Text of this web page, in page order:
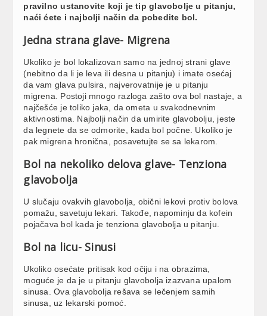
pravilno ustanovite koji je tip glavobolje u pitanju,
naći ćete i najbolji način da pobedite bol.
Jedna strana glave- Migrena
Ukoliko je bol lokalizovan samo na jednoj strani glave
(nebitno da li je leva ili desna u pitanju) i imate osećaj
da vam glava pulsira, najverovatnije je u pitanju
migrena. Postoji mnogo razloga zašto ova bol nastaje, a
najčešće je toliko jaka, da ometa u svakodnevnim
aktivnostima. Najbolji način da umirite glavobolju, jeste
da legnete da se odmorite, kada bol počne. Ukoliko je
pak migrena hronična, posavetujte se sa lekarom.
Bol na nekoliko delova glave- Tenziona
glavobolja
U slučaju ovakvih glavobolja, obični lekovi protiv bolova
pomažu, savetuju lekari. Takođe, napominju da kofein
pojačava bol kada je tenziona glavobolja u pitanju.
Bol na licu- Sinusi
Ukoliko osećate pritisak kod očiju i na obrazima,
moguće je da je u pitanju glavobolja izazvana upalom
sinusa. Ova glavobolja rešava se lečenjem samih
sinusa, uz lekarski pomoć.